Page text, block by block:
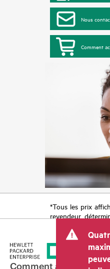
Nous
Comment
*Tous les prix
revendeur
tels que la TVA ou
et les frais
transaction
peut varier par
Comment acheter